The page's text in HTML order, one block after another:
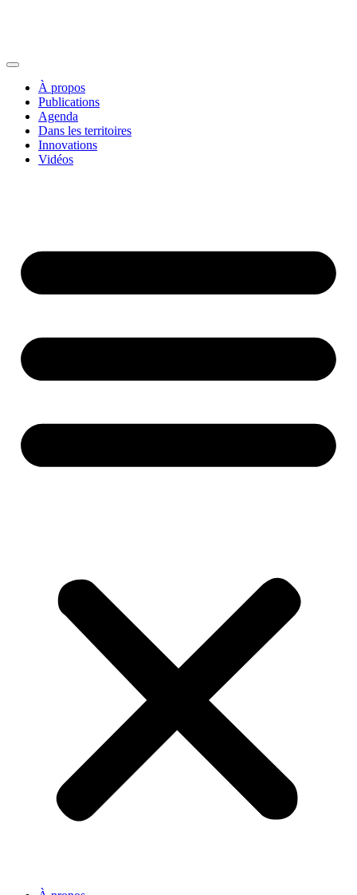
À propos
Publications
Agenda
Dans les territoires
Innovations
Vidéos